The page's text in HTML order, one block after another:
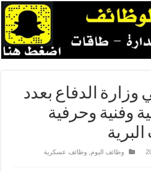
الدفاع بعدد
وفنية وحرفية
وظائف اليوم ,وظائف عسكرية